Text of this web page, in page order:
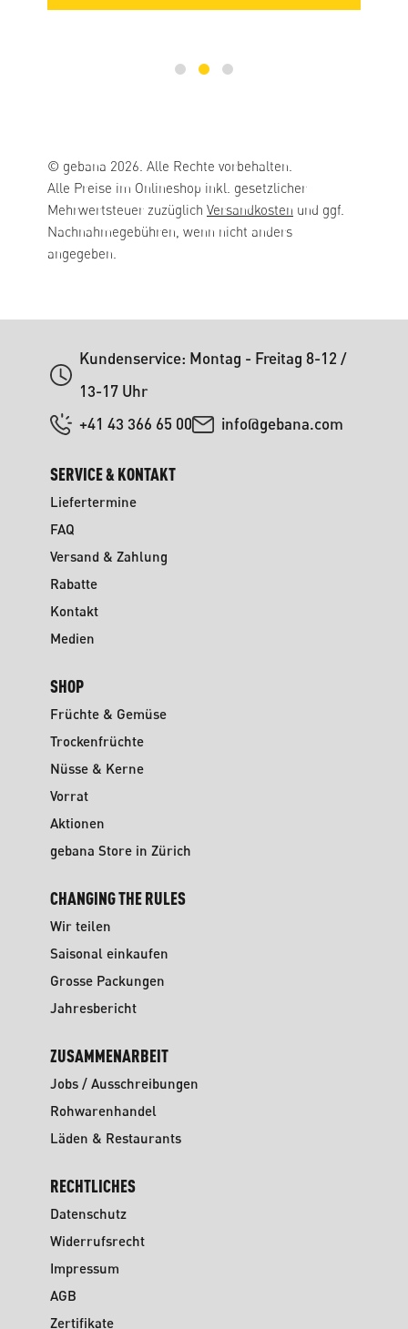
© gebana 2026. Alle Rechte vorbehalten.
Alle Preise im Onlineshop inkl. gesetzlicher
Mehrwertsteuer zuzüglich Versandkosten und ggf.
Nachnahmegebühren, wenn nicht anders
angegeben.
Kundenservice: Montag - Freitag 8-12 /
13-17 Uhr
+41 43 366 65 00
info@gebana.com
SERVICE & KONTAKT
Liefertermine
FAQ
Versand & Zahlung
Rabatte
Kontakt
Medien
SHOP
Früchte & Gemüse
Trockenfrüchte
Nüsse & Kerne
Vorrat
Aktionen
gebana Store in Zürich
CHANGING THE RULES
Wir teilen
Saisonal einkaufen
Grosse Packungen
Jahresbericht
ZUSAMMENARBEIT
Jobs / Ausschreibungen
Rohwarenhandel
Läden & Restaurants
RECHTLICHES
Datenschutz
Widerrufsrecht
Impressum
AGB
Zertifikate